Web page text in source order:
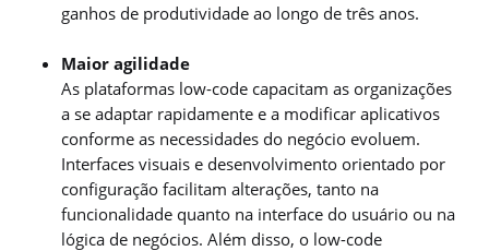
ganhos de produtividade ao longo de três anos.
Maior agilidade
As plataformas low-code capacitam as organizações
a se adaptar rapidamente e a modificar aplicativos
conforme as necessidades do negócio evoluem.
Interfaces visuais e desenvolvimento orientado por
configuração facilitam alterações, tanto na
funcionalidade quanto na interface do usuário ou na
lógica de negócios. Além disso, o low-code